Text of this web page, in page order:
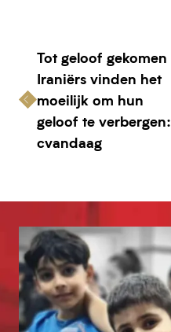
Tot geloof gekomen
Iraniërs vinden het
moeilijk om hun
geloof te verbergen:
cvandaag